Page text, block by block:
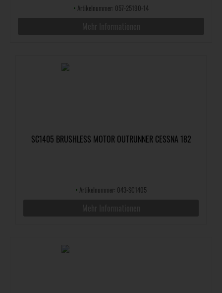
• Artikelnummer: 057-25190-14
SC1405 BRUSHLESS MOTOR OUTRUNNER CESSNA 182
• Artikelnummer: 043-SC1405